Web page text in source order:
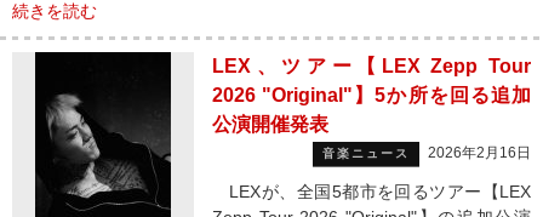
続きを読む
LEX、ツアー【LEX Zepp Tour
2026 "Original"】5か所を回る追加
公演開催発表
音楽ニュース 2026年2月16日
LEXが、全国5都市を回るツアー【LEX